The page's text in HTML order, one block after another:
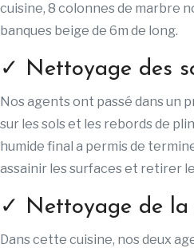
cuisine, 8 colonnes de marbre
banques beige de 6m de long.
✓ Nettoyage des
Nos agents ont passé dans un
sur les sols et les rebords de
humide final a permis de
assainir les surfaces et retirer
✓ Nettoyage de la
Dans cette cuisine, nos deux